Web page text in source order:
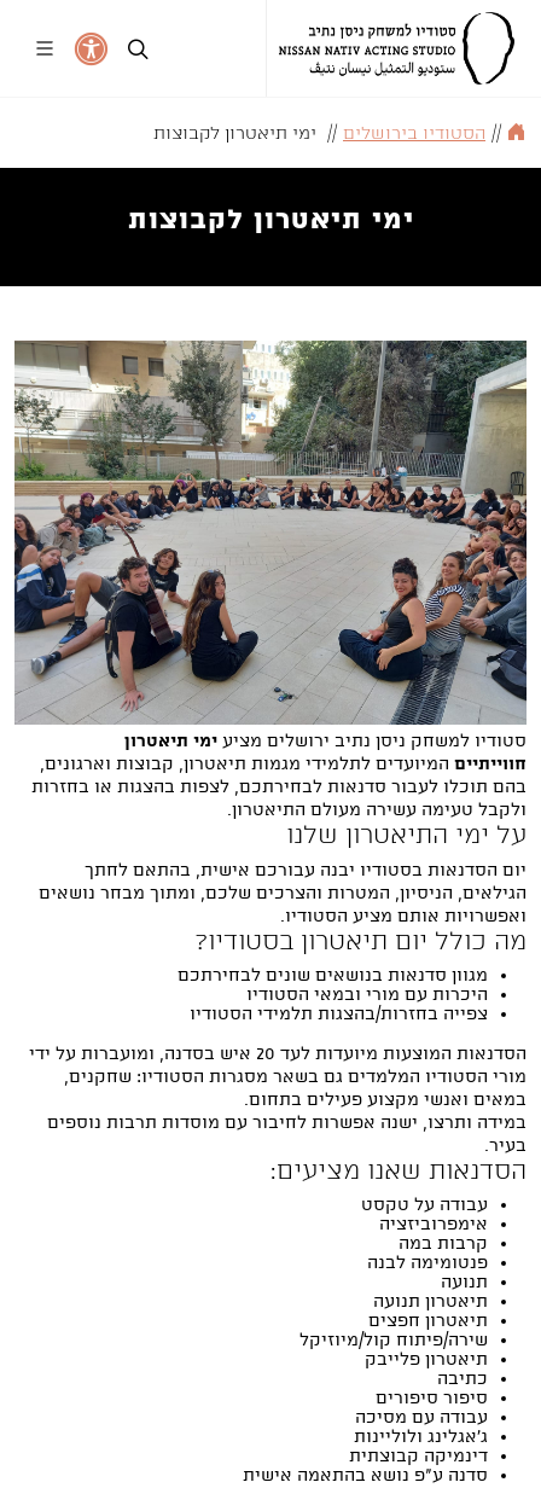
// הסטודיו בירושלים // ימי תיאטרון לקבוצות
ימי תיאטרון לקבוצות
סטודיו למשחק ניסן נתיב ירושלים מציע ימי תיאטרון
חווייתיים המיועדים לתלמידי מגמות תיאטרון, קבוצות וארגונים,
בהם תוכלו לעבור סדנאות לבחירתכם, לצפות בהצגות או בחזרות
ולקבל טעימה עשירה מעולם התיאטרון.
על ימי התיאטרון שלנו
יום הסדנאות בסטודיו יבנה עבורכם אישית, בהתאם לחתך
הגילאים, הניסיון, המטרות והצרכים שלכם, ומתוך מבחר נושאים
ואפשרויות אותם מציע הסטודיו.
מה כולל יום תיאטרון בסטודיו?
מגוון סדנאות בנושאים שונים לבחירתכם
היכרות עם מורי ובמאי הסטודיו
צפייה בחזרות/בהצגות תלמידי הסטודיו
הסדנאות המוצעות מיועדות לעד 20 איש בסדנה, ומועברות על ידי
מורי הסטודיו המלמדים גם בשאר מסגרות הסטודיו: שחקנים,
במאים ואנשי מקצוע פעילים בתחום.
במידה ותרצו, ישנה אפשרות לחיבור עם מוסדות תרבות נוספים
בעיר.
הסדנאות שאנו מציעים:
עבודה על טקסט
אימפרוביזציה
קרבות במה
פנטומימה לבנה
תנועה
תיאטרון תנועה
תיאטרון חפצים
שירה/פיתוח קול/מיוזיקל
תיאטרון פלייבק
כתיבה
סיפור סיפורים
עבודה עם מסיכה
ג'אגלינג ולוליינות
דינמיקה קבוצתית
סדנה ע"פ נושא בהתאמה אישית